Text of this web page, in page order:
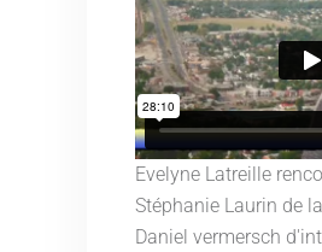
Evelyne Latreille
Stéphanie Laurin de
Daniel vermersch